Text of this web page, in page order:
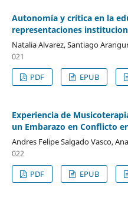
Autonomía y crítica en la
representaciones
Natalia Alvarez, Santiago
021
PDF
EPUB
Experiencia de
un Embarazo en Conﬂicto
Andres Felipe Salgado Vasco,
022
PDF
EPUB